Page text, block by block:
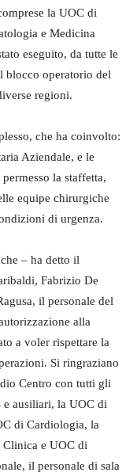
la UOC di
e Medicina
eseguito, da tutte le
blocco operatorio del
regioni.
che ha coinvolto:
Aziendale, e le
la staffetta,
equipe chirurgiche
di urgenza.
– ha detto il
Fabrizio De
il personale del
alla
a voler rispettare la
Si ringraziano
Centro con tutti gli
e ausiliari, la UOC di
di Cardiologia, la
e UOC di
il personale di sala